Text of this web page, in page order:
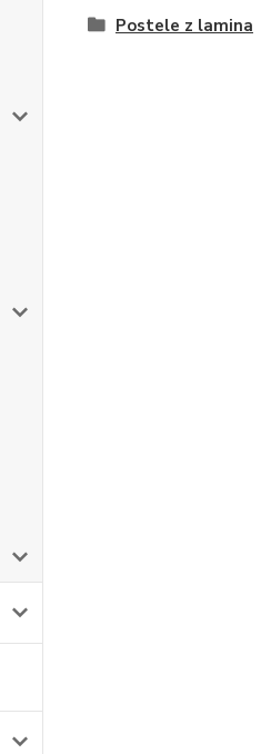
Postele z lamina